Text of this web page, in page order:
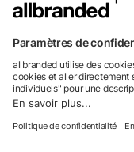
Nous